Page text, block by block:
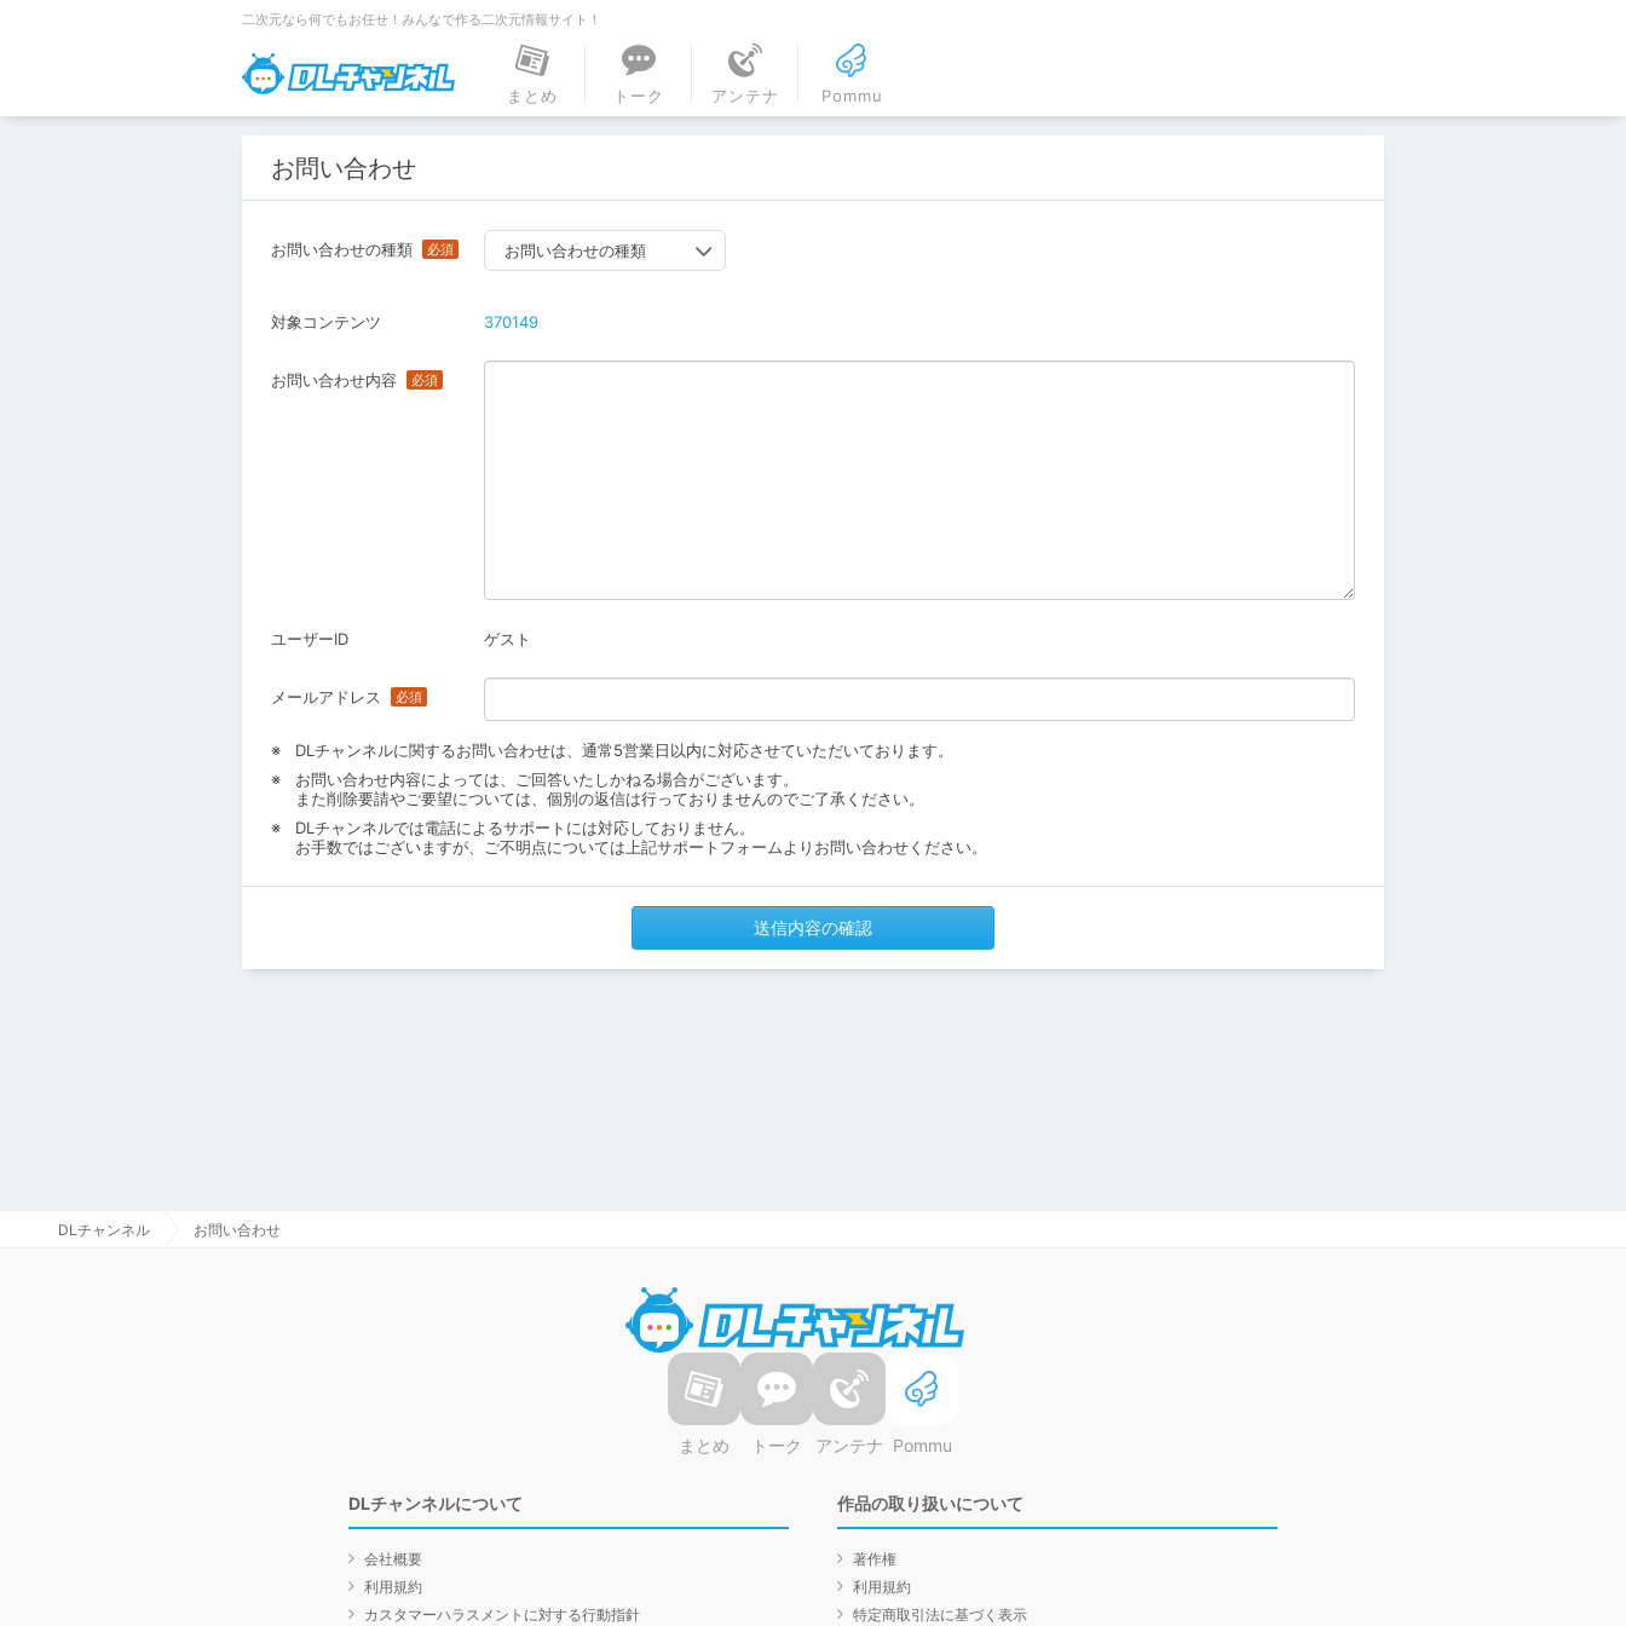
二次元なら何でもお任せ！みんなで作る二次元情報サイト！
DLチャンネル
まとめ
トーク アンテナ Pommu
お問い合わせ
お問い合わせの種類 お問い合わせの種類
対象コンテンツ 370149
お問い合わせ内容
ユーザーID ゲスト
メールアドレス
DLチャンネルに関するお問い合わせは、通常5営業日以内に対応させていただいております。
お問い合わせ内容によっては、ご回答いたしかねる場合がございます。
また削除要請やご要望については、個別の返信は行っておりませんのでご了承ください。
DLチャンネルでは電話によるサポートには対応しておりません。
お手数ではございますが、ご不明点については上記サポートフォームよりお問い合わせください。
送信内容の確認
DLチャンネル お問い合わせ
まとめ トーク アンテナ Pommu
DLチャンネルについて
会社概要
利用規約
カスタマーハラスメントに対する行動指針
作品の取り扱いについて
著作権
利用規約
特定商取引法に基づく表示